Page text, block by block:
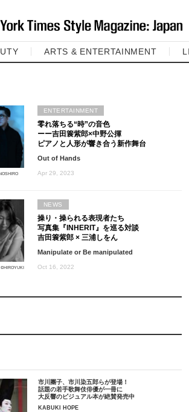
ARTS & ENTERTAINMENT
零れ落ちる“時”の音色
ーー吉田簑紫郎×中野公揮
ピアノと人形が響き合う新作舞台
Out of Hands
Apr 29, 2023
ENTERTAINMENT
©️HIROYUKI
操り・操られる表現者たち
写真集『INHERIT』を巡る対談
吉田簑紫郎 × 三浦しをん
Manipulate or Be manipulated
Oct 16, 2022
NEWS
市川團子、市川染五郎らが登場！
話題の若手歌舞伎俳優が一冊に
大反響のビジュアル本が絶賛発売中
KABUKI HOPE